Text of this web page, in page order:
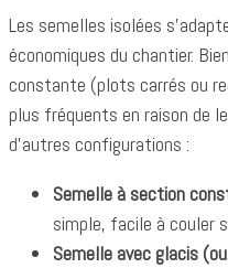
Les semelles isolées
économiques du chantier.
constante (plots carrés ou
plus fréquents en raison de
d'autres configurations :
Semelle à section
simple, facile à couler
Semelle avec glacis